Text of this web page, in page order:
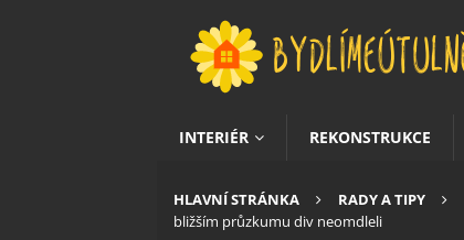
INTERIÉR REKONSTRUKCE
HLAVNÍ STRÁNKA RADY A TIPY
bližším průzkumu div neomdleli